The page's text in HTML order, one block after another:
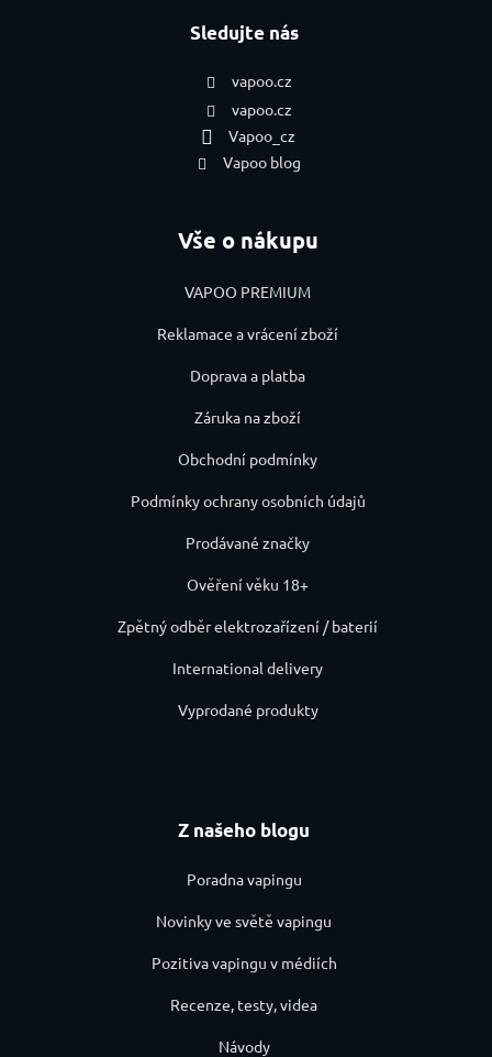
Sledujte nás
vapoo.cz
vapoo.cz
Vapoo_cz
Vapoo blog
Vše o nákupu
VAPOO PREMIUM
Reklamace a vrácení zboží
Doprava a platba
Záruka na zboží
Obchodní podmínky
Podmínky ochrany osobních údajů
Prodávané značky
Ověření věku 18+
Zpětný odběr elektrozařízení / baterií
International delivery
Vyprodané produkty
Z našeho blogu
Poradna vapingu
Novinky ve světě vapingu
Pozitiva vapingu v médiích
Recenze, testy, videa
Návody